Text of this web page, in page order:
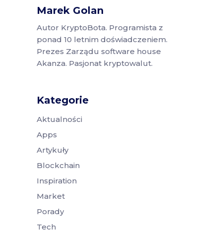
Marek Golan
Autor KryptoBota. Programista z
ponad 10 letnim doświadczeniem.
Prezes Zarządu software house
Akanza. Pasjonat kryptowalut.
Kategorie
Aktualności
Apps
Artykuły
Blockchain
Inspiration
Market
Porady
Tech